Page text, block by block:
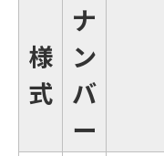
様
式
ナ
ン
バ
ー